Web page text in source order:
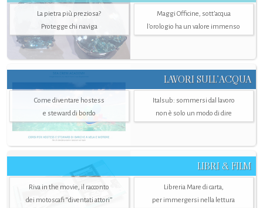
La pietra più preziosa?
Protegge chi naviga
Maggi Officine, sott’acqua
l'orologio ha un valore immenso
LAVORI SULL’ACQUA
Come diventare hostess
e steward di bordo
Italsub: sommersi dal lavoro
non è solo un modo di dire
LIBRI & FILM
Riva in the movie, il racconto
dei motoscafi “diventati attori”
Libreria Mare di carta,
per immergersi nella lettura